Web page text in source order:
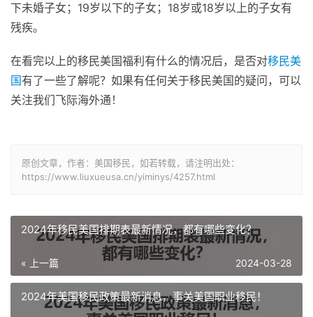
下未婚子女；19岁以下的子女；18岁或18岁以上的子女有
残疾。
在看完以上的移民美国福利有什么的情况后，是否对移民美
国有了一些了解呢？如果有任何关于移民美国的疑问，可以
关注我们飞际海外通！
原创文章，作者：美国移民，如若转载，请注明出处：
https://www.liuxueusa.cn/yiminys/4257.html
2024年移民美国排期表最新情况，都有哪些变化？
« 上一篇 2024-03-28
2024年美国移民政策最新消息，事关美国职业移民！